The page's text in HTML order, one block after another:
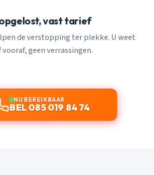
vast tarief
de verstopping ter plekke. U weet
geen verrassingen.
NU BEREIKBAAR
BEL 085 019 84 74